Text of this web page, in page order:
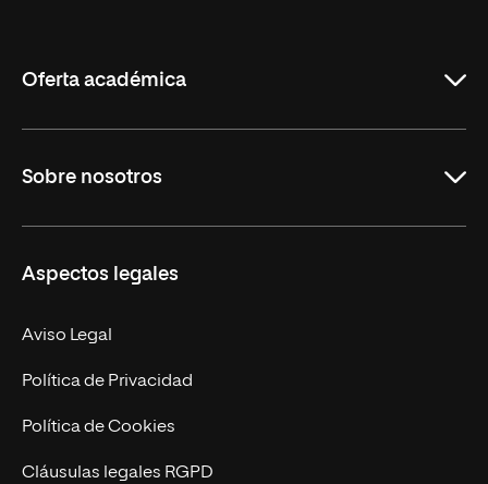
Oferta académica
Másteres Oficiales
Doctorados
Experto Universitario
Postgrados
Cursos Universitarios
Sobre nosotros
Facultades
Nuestro Equipo
Trabaja en UNIR
Actualidad
UNIR Revista
Aspectos legales
Aviso Legal
Política de Privacidad
Política de Cookies
Cláusulas legales RGPD